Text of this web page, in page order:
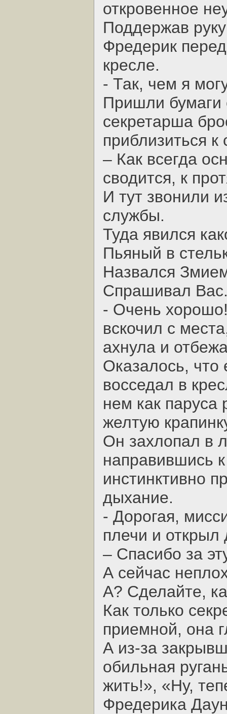
откровенное
Поддержав
Фредерик
кресле.
- Так, чем я
Пришли бумаги
секретарша
приблизиться к
– Как всегда
сводится, к
И тут звонили
службы.
Туда явился
Пьяный в
Назвался
Спрашивал
- Очень
вскочил с
ахнула и
Оказалось,
восседал в
нем как паруса
желтую
Он захлопал в
направившись
инстинктивно
дыхание.
- Дорогая,
плечи и открыл
– Спасибо за
А сейчас
А? Сделайте,
Как только
приемной, она
А из-за
обильная
жить!», «Ну,
Фредерика